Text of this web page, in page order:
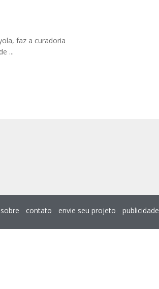
faz a curadoria
...
sobre contato envie seu projeto publicidade